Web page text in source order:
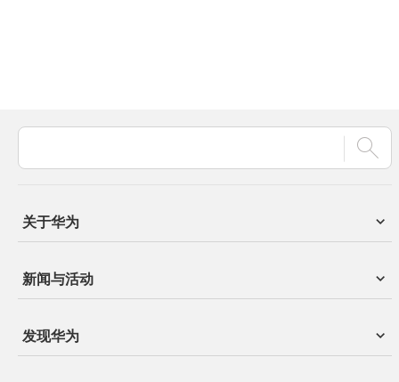
关于华为
新闻与活动
发现华为